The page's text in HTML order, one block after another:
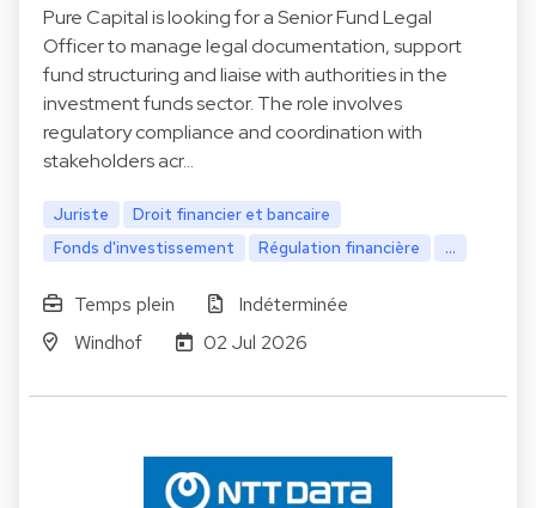
Pure Capital is looking for a Senior Fund Legal
Officer to manage legal documentation, support
fund structuring and liaise with authorities in the
investment funds sector. The role involves
regulatory compliance and coordination with
stakeholders acr…
Juriste
Droit financier et bancaire
Fonds d'investissement
Régulation financière ...
Temps plein
Indéterminée
Windhof
02 Jul 2026